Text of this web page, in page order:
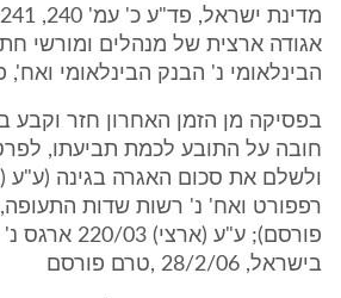
אגודה ארצית של מנהלים ומורשי
הבינלאומי נ' הבנק הבינלאומי ואח',
בפסיקה מן הזמן האחרון חזר וקבע
חובה על התובע לכמת תביעתו,
פורסם); ע"ע
בישראל, 28/2/06 ,טרם פורסם